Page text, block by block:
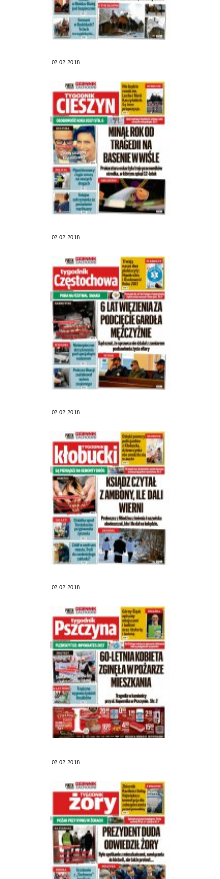
02.02.2018
02.02.2018
02.02.2018
02.02.2018
02.02.2018